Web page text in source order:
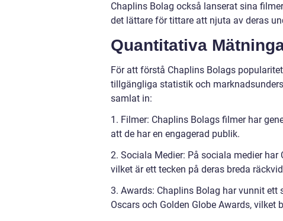
Chaplins Bolag också lanserat sina
det lättare för tittare att njuta av deras
Quantitativa
För att förstå Chaplins Bolags
tillgängliga statistik och
samlat in:
1. Filmer: Chaplins Bolags filmer har
att de har en engagerad publik.
2. Sociala Medier: På sociala medier
vilket är ett tecken på deras breda
3. Awards: Chaplins Bolag har vunnit
Oscars och Golden Globe Awards,